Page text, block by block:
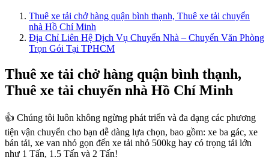
Thuê xe tải chở hàng quận bình thạnh, Thuê xe tải chuyển
nhà Hồ Chí Minh
Địa Chỉ Liên Hệ Dịch Vụ Chuyển Nhà – Chuyển Văn Phòng
Trọn Gói Tại TPHCM
Thuê xe tải chở hàng quận bình thạnh,
Thuê xe tải chuyển nhà Hồ Chí Minh
👍 Chúng tôi luôn không ngừng phát triển và đa dạng các phương
tiện vận chuyển cho bạn dễ dàng lựa chọn, bao gồm: xe ba gác, xe
bán tải, xe van nhỏ gọn đến xe tải nhỏ 500kg hay có trọng tải lớn
như 1 Tấn, 1.5 Tấn và 2 Tấn!